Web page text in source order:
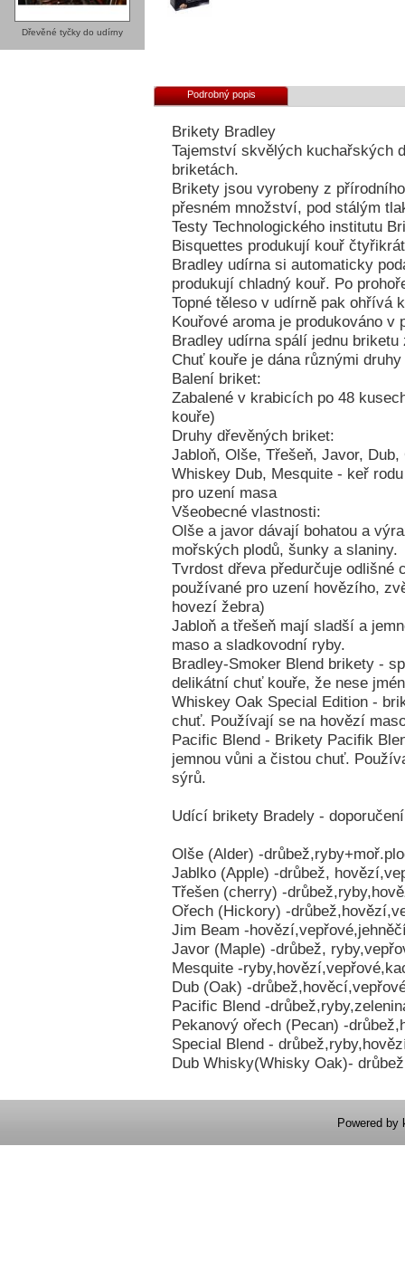
Dřevěné tyčky do udírny
Podrobný popis
Brikety Bradley
Tajemství skvělých kuchařských
briketách.
Brikety jsou vyrobeny z
přesném množství, pod stálým
Testy Technologického institutu
Bisquettes produkují kouř
Bradley udírna si automaticky
produkují chladný kouř. Po
Topné těleso v udírně pak ohřívá
Kouřové aroma je produkováno v
Bradley udírna spálí jednu
Chuť kouře je dána různými
Balení briket:
Zabalené v krabicích po 48
kouře)
Druhy dřevěných briket:
Jabloň, Olše, Třešeň, Javor,
Whiskey Dub, Mesquite - keř
pro uzení masa
Všeobecné vlastnosti:
Olše a javor dávají bohatou a
mořských plodů, šunky a slaniny.
Tvrdost dřeva předurčuje odlišné
používané pro uzení hovězího,
hovezí žebra)
Jabloň a třešeň mají sladší a
maso a sladkovodní ryby.
Bradley-Smoker Blend brikety -
delikátní chuť kouře, že nese
Whiskey Oak Special Edition -
chuť. Používají se na hovězí
Pacific Blend - Brikety Pacifik
jemnou vůni a čistou chuť.
sýrů.
Udící brikety Bradely - doporučení
Olše (Alder) -
Jablko (Apple) -drůbež,
Třešen (cherry) -
Ořech (Hickory) -
Jim Beam -
Javor (Maple) -drůbež,
Mesquite -
Dub (Oak) -
Pacific Blend -
Pekanový ořech (Pecan) -
Special Blend -
Dub Whisky(Whisky Oak)-
Powered by